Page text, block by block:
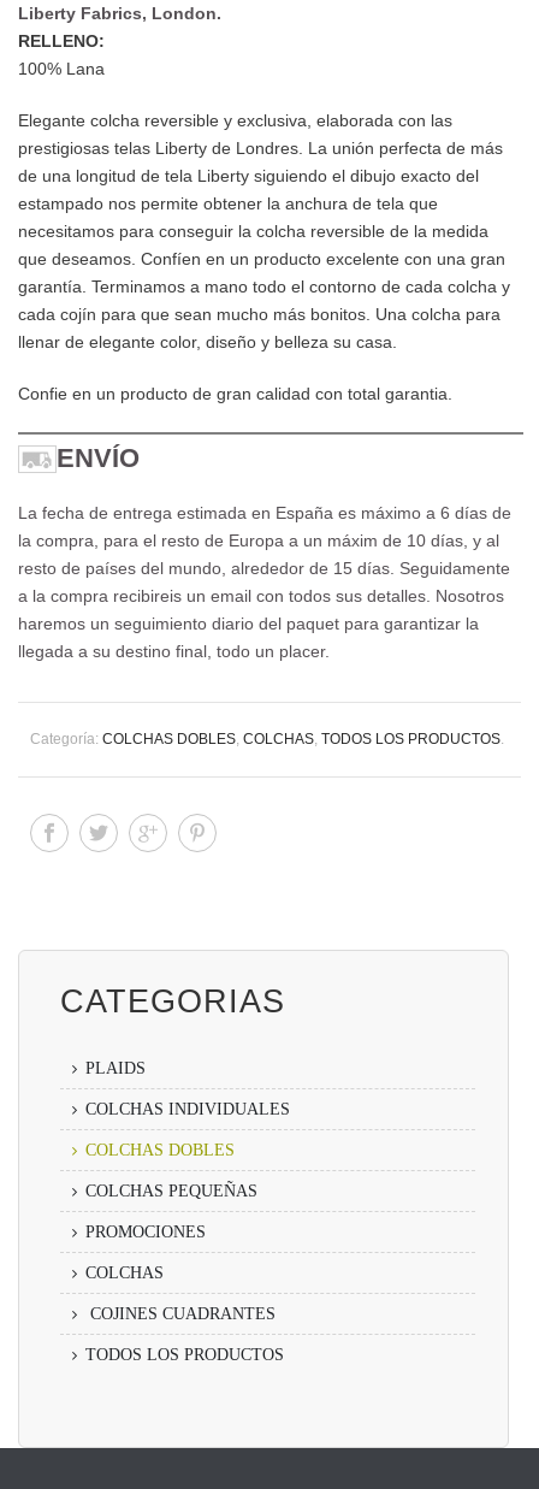
Liberty Fabrics, London.
RELLENO:
100% Lana
Elegante colcha reversible y exclusiva, elaborada con las
prestigiosas telas Liberty de Londres. La unión perfecta de más
de una longitud de tela Liberty siguiendo el dibujo exacto del
estampado nos permite obtener la anchura de tela que
necesitamos para conseguir la colcha reversible de la medida
que deseamos. Confíen en un producto excelente con una gran
garantía. Terminamos a mano todo el contorno de cada colcha y
cada cojín para que sean mucho más bonitos. Una colcha para
llenar de elegante color, diseño y belleza su casa.
Confie en un producto de gran calidad con total garantia.
ENVÍO
La fecha de entrega estimada en España es máximo a 6 días de
la compra, para el resto de Europa a un máxim de 10 días, y al
resto de países del mundo, alrededor de 15 días. Seguidamente
a la compra recibireis un email con todos sus detalles. Nosotros
haremos un seguimiento diario del paquet para garantizar la
llegada a su destino final, todo un placer.
Categoría: COLCHAS DOBLES COLCHAS TODOS LOS PRODUCTOS
CATEGORIAS
PLAIDS
COLCHAS INDIVIDUALES
COLCHAS DOBLES
COLCHAS PEQUEÑAS
PROMOCIONES
COLCHAS
COJINES CUADRANTES
TODOS LOS PRODUCTOS